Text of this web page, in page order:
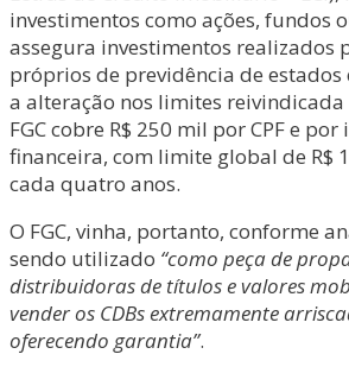
investimentos como ações, fundos
assegura investimentos realizados
próprios de previdência de estados
a alteração nos limites reivindicada
FGC cobre R$ 250 mil por CPF e
financeira, com limite global de R$
cada quatro anos.
O FGC, vinha, portanto, conforme
sendo utilizado “como peça de
distribuidoras de títulos e valores
vender os CDBs extremamente
oferecendo garantia”.